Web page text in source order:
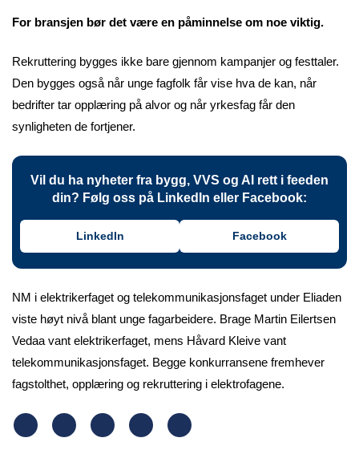
For bransjen bør det være en påminnelse om noe viktig.
Rekruttering bygges ikke bare gjennom kampanjer og festtaler.
Den bygges også når unge fagfolk får vise hva de kan, når
bedrifter tar opplæring på alvor og når yrkesfag får den
synligheten de fortjener.
Vil du ha nyheter fra bygg, VVS og AI rett i feeden
din? Følg oss på LinkedIn eller Facebook:
LinkedIn Facebook
NM i elektrikerfaget og telekommunikasjonsfaget under Eliaden
viste høyt nivå blant unge fagarbeidere. Brage Martin Eilertsen
Vedaa vant elektrikerfaget, mens Håvard Kleive vant
telekommunikasjonsfaget. Begge konkurransene fremhever
fagstolthet, opplæring og rekruttering i elektrofagene.